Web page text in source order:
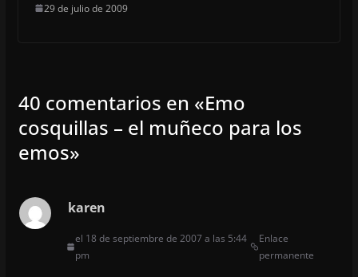
29 de julio de 2009
40 comentarios en «Emo
cosquillas – el muñeco para los
emos»
karen
el 18 de septiembre de 2007 a las 5:44
pm
Enlace
permanente